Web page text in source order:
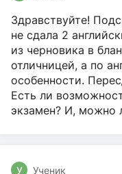
Здравствуйте!
не сдала 2
из черновика в
отличницей, а по
особенности.
Есть ли
экзамен? И, можно
У Ученик